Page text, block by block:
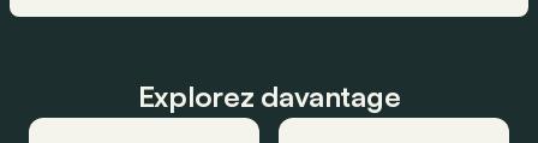
Explorez davantage